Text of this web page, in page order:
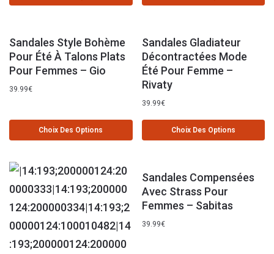
Sandales Style Bohème
Pour Été À Talons Plats
Pour Femmes – Gio
39.99€
Choix Des Options
Sandales Gladiateur
Décontractées Mode
Été Pour Femme –
Rivaty
39.99€
Choix Des Options
Sandales Compensées
Avec Strass Pour
Femmes – Sabitas
39.99€